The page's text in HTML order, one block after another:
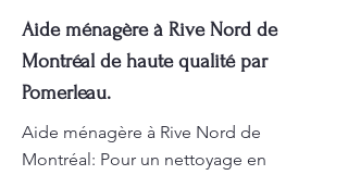
Aide ménagère à Rive Nord de
Montréal de haute qualité par
Pomerleau.
Aide ménagère à Rive Nord de
Montréal: Pour un nettoyage en